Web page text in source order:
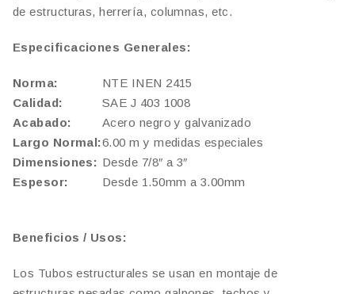
de estructuras, herrería, columnas, etc.
Especificaciones Generales:
Norma:
NTE INEN 2415
Calidad:
SAE J 403 1008
Acabado:
Acero negro y galvanizado
Largo Normal:6.00 m y medidas especiales
Dimensiones: Desde 7/8″ a 3″
Espesor:
Desde 1.50mm a 3.00mm
Beneficios / Usos:
Los Tubos estructurales se usan en montaje de